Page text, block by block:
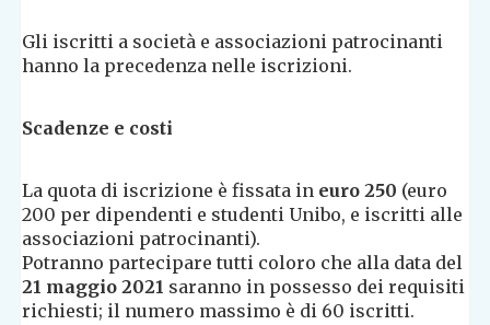
Gli iscritti a società e associazioni patrocinanti
hanno la precedenza nelle iscrizioni.
Scadenze e costi
La quota di iscrizione è fissata in euro 250 (euro
200 per dipendenti e studenti Unibo, e iscritti alle
associazioni patrocinanti).
Potranno partecipare tutti coloro che alla data del
21 maggio 2021 saranno in possesso dei requisiti
richiesti; il numero massimo è di 60 iscritti.